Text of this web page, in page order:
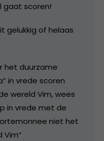
gaat scoren!
gelukkig of helaas
het duurzame
in vrede scoren
wereld Vim, wees
in vrede met de
niet het
Vim”